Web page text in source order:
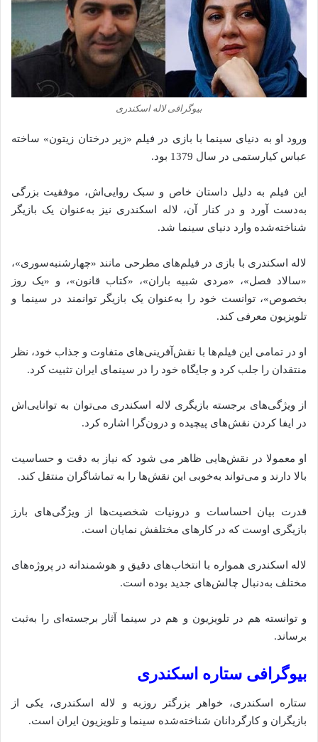
بیوگرافی لاله اسکندری
ورود او به دنیای سینما با بازی در فیلم «زیر درختان زیتون» ساخته‌
عباس کیارستمی در سال 1379 بود.
این فیلم به دلیل داستان خاص و سبک روایی‌اش، موفقیت بزرگی
به‌دست آورد و در کنار آن، لاله اسکندری نیز به‌عنوان یک بازیگر
شناخته‌شده وارد دنیای سینما شد.
لاله اسکندری با بازی در فیلم‌های مطرحی مانند «چهارشنبه‌سوری»،
«سالاد فصل»، «مردی شبیه باران»، «کتاب قانون»، و «یک روز
بخصوص»، توانست خود را به‌عنوان یک بازیگر توانمند در سینما و
تلویزیون معرفی کند.
او در تمامی این فیلم‌ها با نقش‌آفرینی‌های متفاوت و جذاب خود، نظر
منتقدان را جلب کرد و جایگاه خود را در سینمای ایران تثبیت کرد.
از ویژگی‌های برجسته‌ بازیگری لاله اسکندری می‌توان به توانایی‌اش
در ایفا کردن‌‌‌‌ نقش‌های پیچیده و درون‌گرا اشاره‌ کرد.
او معمولا در نقش‌هایی ظاهر می‌ شود که نیاز به دقت و حساسیت
بالا دارند و می‌تواند به‌خوبی این نقش‌ها را به تماشاگران منتقل کند.
قدرت بیان احساسات و درونیات شخصیت‌ها از ویژگی‌های بارز
بازیگری اوست که در کارهای مختلفش نمایان است.
لاله اسکندری همواره با انتخاب‌های دقیق و هوشمندانه در پروژه‌های
مختلف به‌دنبال چالش‌های جدید بوده است.
و توانسته‌ هم در تلویزیون و هم در سینما آثار برجسته‌ای را به‌ثبت
برساند.
بیوگرافی ستاره اسکندری
ستاره اسکندری، خواهر بزرگتر روزبه و لاله اسکندری، یکی از
بازیگران و کارگردانان شناخته‌شده سینما و تلویزیون ایران است.